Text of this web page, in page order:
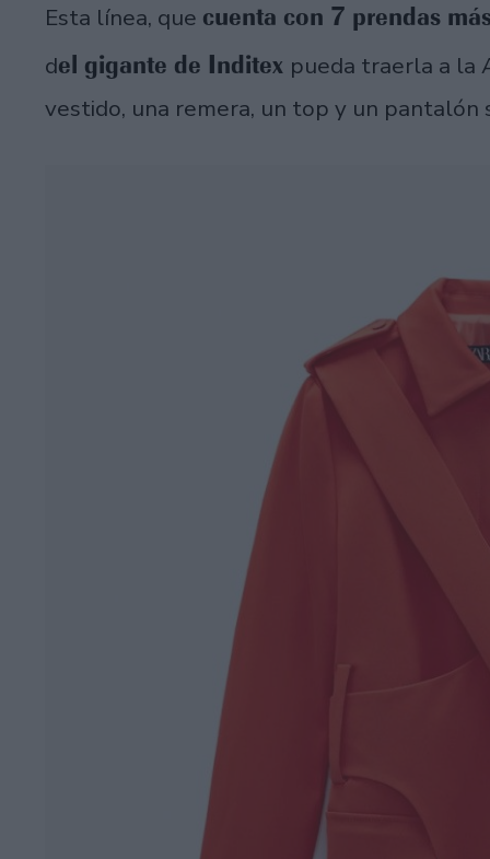
Esta línea, que cuenta con 7 prendas
del gigante de Inditex pueda traerla a la
vestido, una remera, un top y un pantalón